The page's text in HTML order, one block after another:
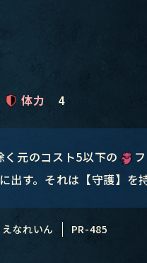
体力 4
元のコスト5以下の
出す。それは【守護】を持
えなれいん PR-485